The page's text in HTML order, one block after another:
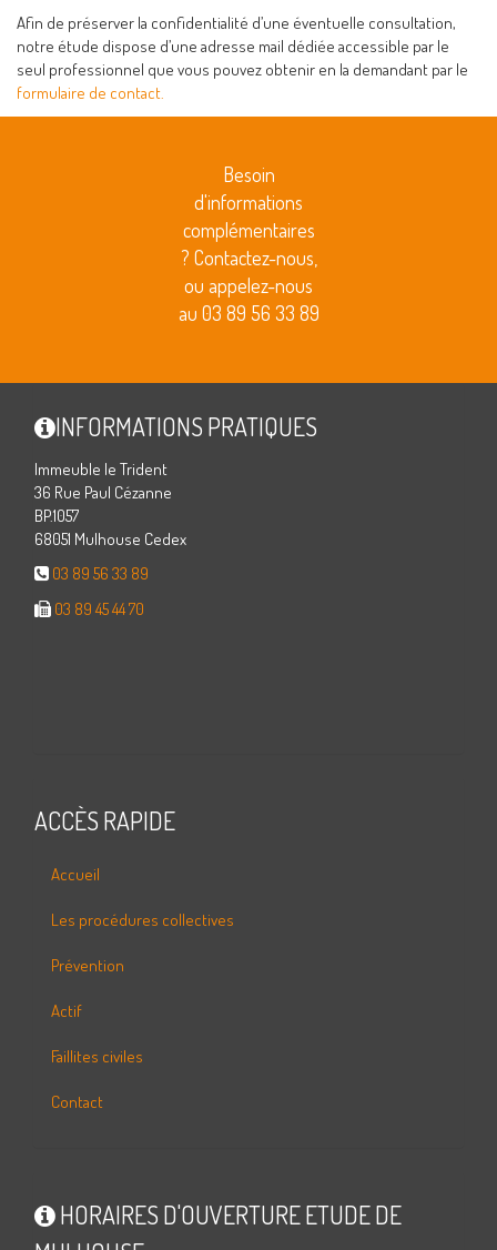
Afin de préserver la confidentialité d’une éventuelle consultation,
notre étude dispose d’une adresse mail dédiée accessible par le
seul professionnel que vous pouvez obtenir en la demandant par le
formulaire de contact.
Besoin
d'informations
complémentaires
? Contactez-nous,
ou appelez-nous
au 03 89 56 33 89
INFORMATIONS PRATIQUES
Immeuble le Trident
36 Rue Paul Cézanne
BP.1057
68051 Mulhouse Cedex
03 89 56 33 89
03 89 45 44 70
ACCÈS RAPIDE
Accueil
Les procédures collectives
Prévention
Actif
Faillites civiles
Contact
HORAIRES D'OUVERTURE ETUDE DE